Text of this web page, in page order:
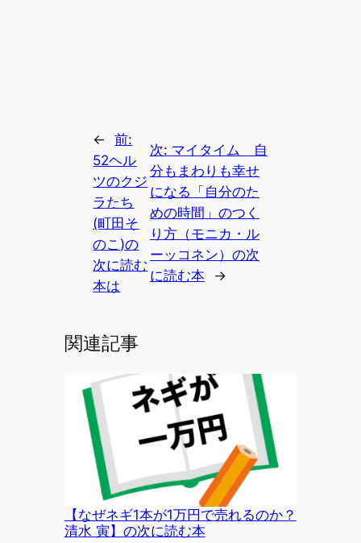
←
前:
52ヘル
ツのクジ
ラたち
(町田そ
のこ)の
次に読む
本は
次: マイタイム 自
分もまわりも幸せ
になる「自分のた
めの時間」のつく
り方（モニカ・ル
ーッコネン）の次
に読む本
→
関連記事
【なぜネギ1本が1万円で売れるのか？
清水 寅】の次に読む本